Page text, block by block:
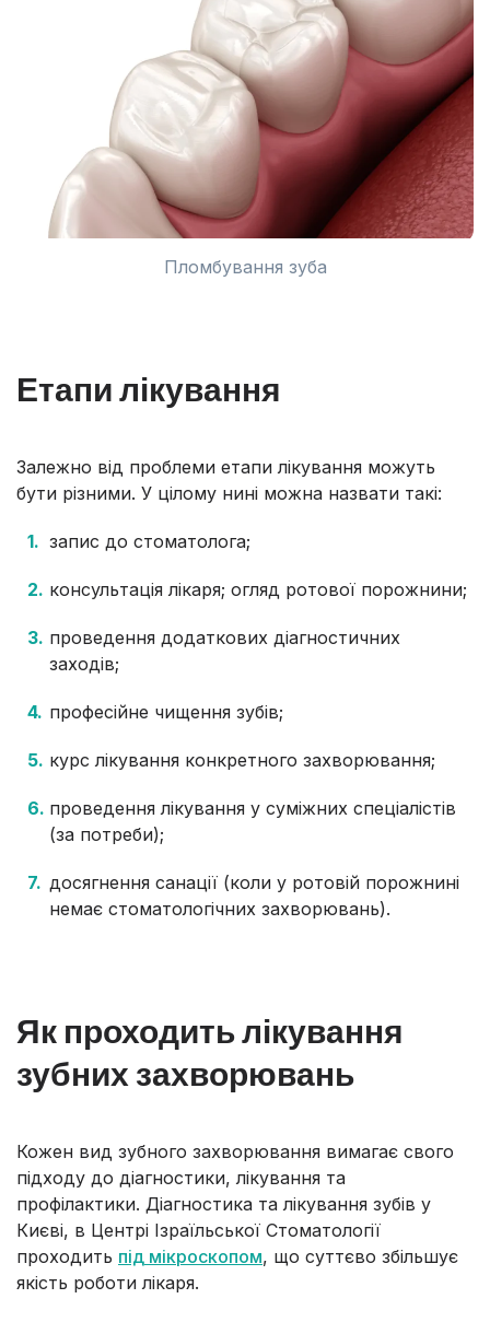
Пломбування зуба
Етапи лікування
Залежно від проблеми етапи лікування можуть
бути різними. У цілому нині можна назвати такі:
запис до стоматолога;
консультація лікаря; огляд ротової порожнини;
проведення додаткових діагностичних
заходів;
професійне чищення зубів;
курс лікування конкретного захворювання;
проведення лікування у суміжних спеціалістів
(за потреби);
досягнення санації (коли у ротовій порожнині
немає стоматологічних захворювань).
Як проходить лікування
зубних захворювань
Кожен вид зубного захворювання вимагає свого
підходу до діагностики, лікування та
профілактики. Діагностика та лікування зубів у
Києві, в Центрі Ізраїльської Стоматології
проходить під мікроскопом, що суттєво збільшує
якість роботи лікаря.